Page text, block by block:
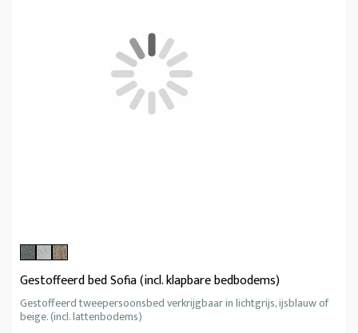
Gestoffeerd bed Sofia (incl. klapbare bedbodems)
Gestoffeerd tweepersoonsbed verkrijgbaar in lichtgrijs, ijsblauw of
beige. (incl. lattenbodems)